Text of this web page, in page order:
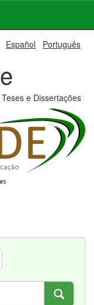
Español Português
e Dissertações